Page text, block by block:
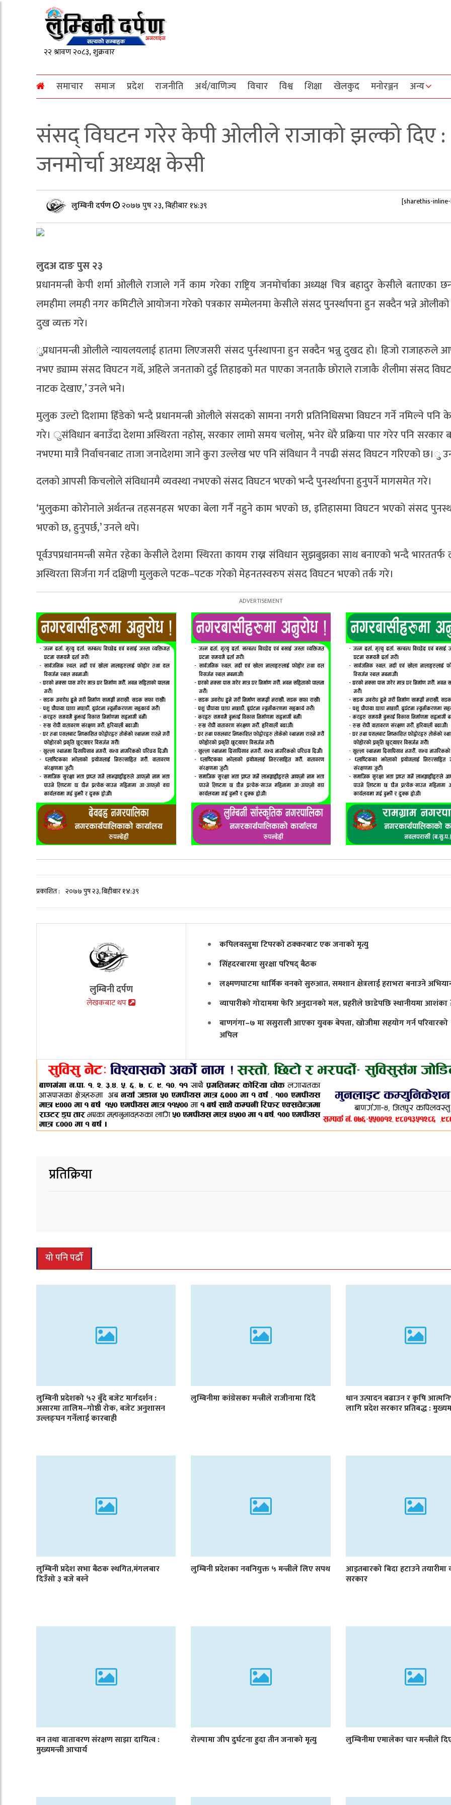
समाचार समाज प्रदेश राजनीति अर्थ/वाणिज्य विचार विश्व शिक्षा खेलकुद मनोरञ्जन अन्य
संसद् विघटन गरेर केपी ओलीले राजाको झल्को दिए :
जनमोर्चा अध्यक्ष केसी
लुम्बिनी दर्पण २०७७ पुष २३, बिहीबार १४:३९ [sharethis-
लुदअ दाङ पुस २३
प्रधानमन्त्री केपी शर्मा ओलीले राजाले गर्ने काम गरेका राष्ट्रिय जनमोर्चाका अध्यक्ष चित्र बहादुर केसीले बताएका
लमहीमा लमही नगर कमिटीले आयोजना गरेको पत्रकार सम्मेलनमा केसीले संसद पुनर्स्थापना हुन सक्दैन भन्ने ओलीको
दुख व्यक्त गरे।
ुप्रधानमन्त्री ओलीले न्यायलयलाई हातमा लिएजसरी संसद पुर्नस्थापना हुन सक्दैन भन्नु दुखद हो। हिजो
नभए ड्याम्म संसद विघटन गर्थे, अहिले जनताको दुई तिहाइको मत पाएका जनताकै छोराले राजाकै शैलीमा संसद
नाटक देखाए,’ उनले भने।
मुलुक उल्टो दिशामा हिँडेको भन्दै प्रधानमन्त्री ओलीले संसदको सामना नगरी प्रतिनिधिसभा विघटन गर्ने नमिल्ने पनि
गरे। ुसंविधान बनाउँदा देशमा अस्थिरता नहोस्, सरकार लामो समय चलोस्, भनेर धेरै प्रक्रिया पार गरेर पनि सरकार
नभएमा मात्रै निर्वाचनबाट ताजा जनादेशमा जाने कुरा उल्लेख भए पनि संविधान नै नपढी संसद विघटन गरिएको छ।ु
दलको आपसी किचलोले संविधानमै व्यवस्था नभएको संसद विघटन भएको भन्दै पुनर्स्थापना हुनुपर्ने मागसमेत गरे।
‘मुलुकमा कोरोनाले अर्थतन्त्र तहसनहस भएका बेला गर्नै नहुने काम भएको छ, इतिहासमा विघटन भएको संसद
भएको छ, हुनुपर्छ,’ उनले थपे।
पूर्वउपप्रधानमन्त्री समेत रहेका केसीले देशमा स्थिरता कायम राख्न संविधान सुझबुझका साथ बनाएको भन्दै भारततर्फ
अस्थिरता सिर्जना गर्न दक्षिणी मुलुकले पटक–पटक गरेको मेहनतस्वरुप संसद विघटन भएको तर्क गरे।
प्रकाशित : २०७७ पुष २३, बिहीबार १४:३९
लुम्बिनी दर्पण
लेखकबाट थप
कपिलवस्तुमा टिपरको ठक्करबाट एक जनाको मृत्यु
सिंहदरबारमा सुरक्षा परिषद् बैठक
लक्ष्मणघाटमा धार्मिक वनको सुरुआत, समशान क्षेत्रलाई हराभरा बनाउने
व्यापारीको गोदाममा फेरि अनुदानको मल, प्रहरीले छाडेपछि स्थानीयमा आशंका
बाणगंगा–७ मा ससुराली आएका युवक बेपत्ता, खोजीमा सहयोग गर्न परिवारको
अपिल
प्रतिक्रिया
यो पनि पढौँ
लुम्बिनी प्रदेशको ५२ बुँदे बजेट मार्गदर्शन :
असारमा तालिम–गोष्ठी रोक, बजेट अनुशासन
उल्लङ्घन गर्नेलाई कारबाही
लुम्बिनीमा कांग्रेसका मन्त्रीले राजीनामा दिँदै धान उत्पादन बढाउन र कृषि
लागि प्रदेश सरकार प्रतिबद्ध :
लुम्बिनी प्रदेश सभा बैठक स्थगित,मंगलबार
दिउँसो ३ बजे बस्ने
लुम्बिनी प्रदेशका नवनियुक्त ५ मन्त्रीले लिए सपथ आइतबारको बिदा हटाउने तयारीमा
सरकार
वन तथा वातावरण संरक्षण साझा दायित्व :
मुख्यमन्त्री आचार्य
रोल्पामा जीप दुर्घटना हुदा तीन जनाको मृत्यु लुम्बिनीमा एमालेका चार मन्त्रीले